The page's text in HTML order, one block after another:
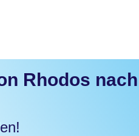
Rhodos nach